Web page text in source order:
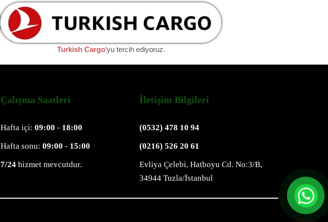
Turkish Cargo‘yu tercih ediyoruz.
Çalışma Saatleri
Hafta içi: 09:00 - 18:00
Hafta sonu: 09:00 - 15:00
7/24 hizmet mevcutdur.
İletişim Bilgileri
(0532) 478 10 94
(0216) 526 20 61
Evliya Çelebi, Hatboyu Cd. No:3/B,
34944 Tuzla/İstanbul